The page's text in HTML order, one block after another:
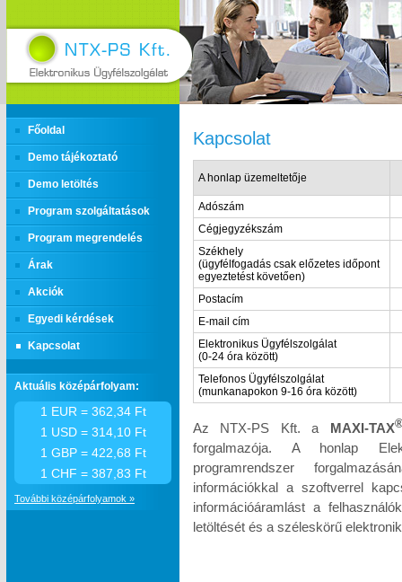
Főoldal
Demo tájékoztató
Demo letöltés
Program szolgáltatások
Program megrendelés
Árak
Akciók
Egyedi kérdések
Kapcsolat
Kapcsolat
A honlap üzemeltetője
Adószám
Cégjegyzékszám
Székhely
(ügyfélfogadás csak előzetes időpont
egyeztetést követően)
Postacím
E-mail cím
Elektronikus Ügyfélszolgálat
(0-24 óra között)
Telefonos Ügyfélszolgálat
(munkanapokon 9-16 óra között)
Az NTX-PS Kft. a MAXI-TAX
forgalmazója. A honlap
programrendszer
információkkal a szoftverrel
információáramlást a
letöltését és a széleskörű
Aktuális középárfolyam:
1 EUR = 362,34 Ft
1 USD = 314,10 Ft
1 GBP = 422,68 Ft
1 CHF = 387,83 Ft
További középárfolyamok »